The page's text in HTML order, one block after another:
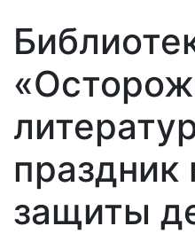
защиты